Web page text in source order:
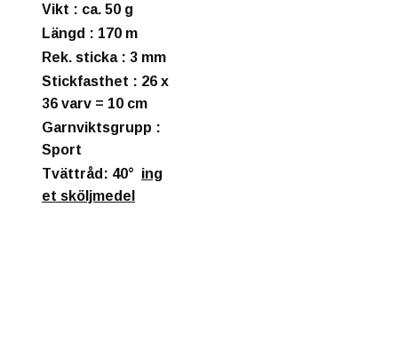
Vikt : ca. 50 g
Längd : 170 m
Rek. sticka: 3 mm
Stickfasthet : 26 x
36 varv = 10 cm
Garnviktsgrupp :
Sport
Tvättråd: 40° ing
et sköljmedel